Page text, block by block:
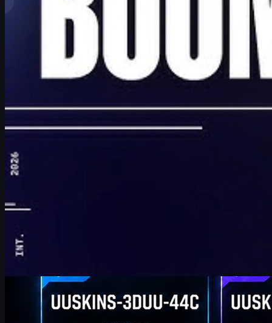
Najwyższe rangi